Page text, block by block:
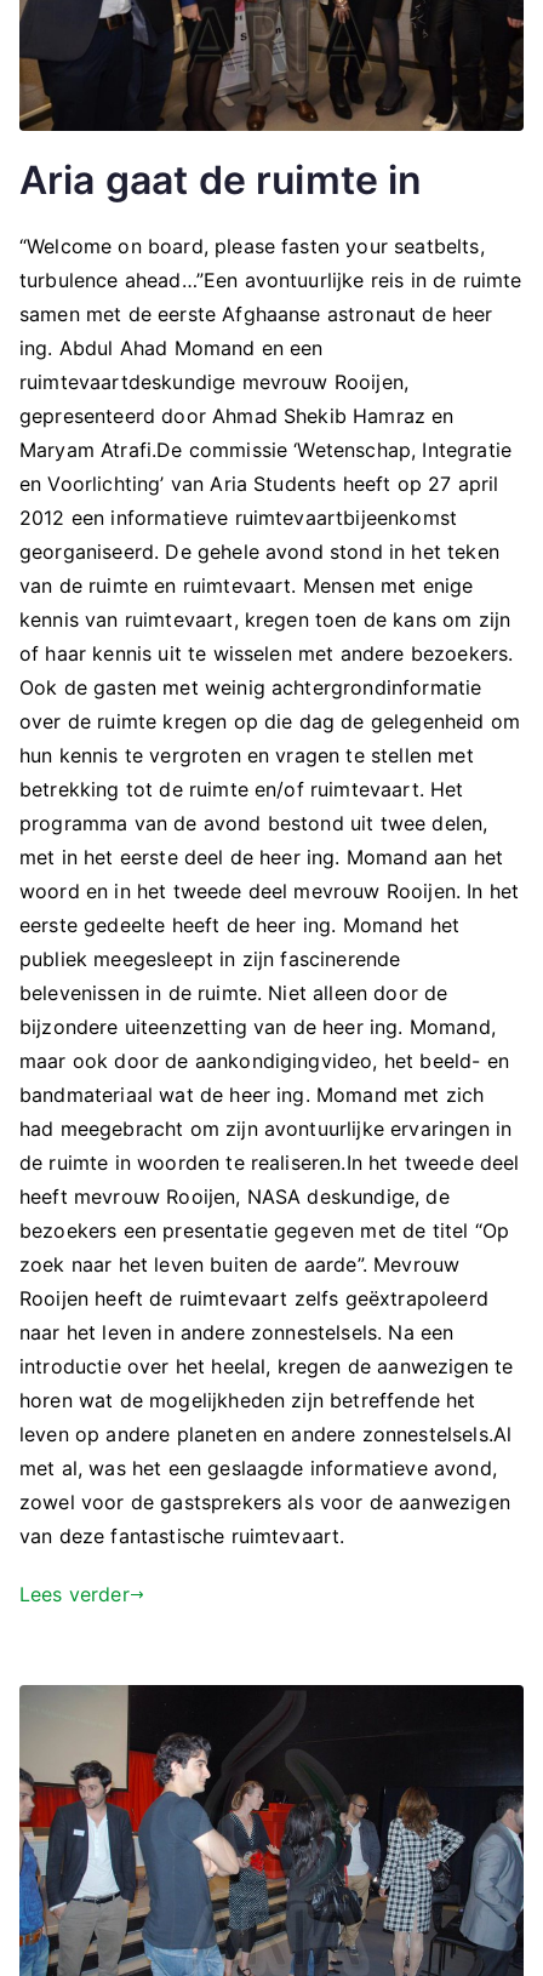
Aria gaat de ruimte in
“Welcome on board, please fasten your seatbelts,
turbulence ahead…”Een avontuurlijke reis in de ruimte
samen met de eerste Afghaanse astronaut de heer
ing. Abdul Ahad Momand en een
ruimtevaartdeskundige mevrouw Rooijen,
gepresenteerd door Ahmad Shekib Hamraz en
Maryam Atrafi.De commissie ‘Wetenschap, Integratie
en Voorlichting’ van Aria Students heeft op 27 april
2012 een informatieve ruimtevaartbijeenkomst
georganiseerd. De gehele avond stond in het teken
van de ruimte en ruimtevaart. Mensen met enige
kennis van ruimtevaart, kregen toen de kans om zijn
of haar kennis uit te wisselen met andere bezoekers.
Ook de gasten met weinig achtergrondinformatie
over de ruimte kregen op die dag de gelegenheid om
hun kennis te vergroten en vragen te stellen met
betrekking tot de ruimte en/of ruimtevaart. Het
programma van de avond bestond uit twee delen,
met in het eerste deel de heer ing. Momand aan het
woord en in het tweede deel mevrouw Rooijen. In het
eerste gedeelte heeft de heer ing. Momand het
publiek meegesleept in zijn fascinerende
belevenissen in de ruimte. Niet alleen door de
bijzondere uiteenzetting van de heer ing. Momand,
maar ook door de aankondigingvideo, het beeld- en
bandmateriaal wat de heer ing. Momand met zich
had meegebracht om zijn avontuurlijke ervaringen in
de ruimte in woorden te realiseren.In het tweede deel
heeft mevrouw Rooijen, NASA deskundige, de
bezoekers een presentatie gegeven met de titel “Op
zoek naar het leven buiten de aarde”. Mevrouw
Rooijen heeft de ruimtevaart zelfs geëxtrapoleerd
naar het leven in andere zonnestelsels. Na een
introductie over het heelal, kregen de aanwezigen te
horen wat de mogelijkheden zijn betreffende het
leven op andere planeten en andere zonnestelsels.Al
met al, was het een geslaagde informatieve avond,
zowel voor de gastsprekers als voor de aanwezigen
van deze fantastische ruimtevaart.
Lees verder